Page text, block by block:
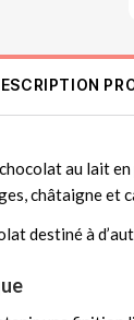
au lait
châtaigne et
destiné à